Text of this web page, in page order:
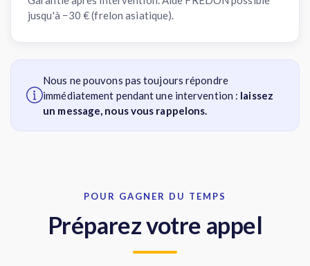
jusqu'à −30 € (frelon asiatique).
Nous ne pouvons pas toujours répondre
immédiatement pendant une intervention : laissez
un message, nous vous rappelons.
POUR GAGNER DU TEMPS
Préparez votre appel